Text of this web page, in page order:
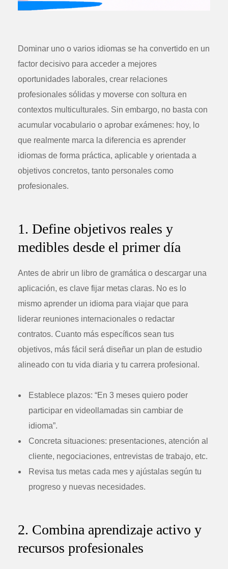
Dominar uno o varios idiomas se ha convertido en un
factor decisivo para acceder a mejores
oportunidades laborales, crear relaciones
profesionales sólidas y moverse con soltura en
contextos multiculturales. Sin embargo, no basta con
acumular vocabulario o aprobar exámenes: hoy, lo
que realmente marca la diferencia es aprender
idiomas de forma práctica, aplicable y orientada a
objetivos concretos, tanto personales como
profesionales.
1. Define objetivos reales y
medibles desde el primer día
Antes de abrir un libro de gramática o descargar una
aplicación, es clave fijar metas claras. No es lo
mismo aprender un idioma para viajar que para
liderar reuniones internacionales o redactar
contratos. Cuanto más específicos sean tus
objetivos, más fácil será diseñar un plan de estudio
alineado con tu vida diaria y tu carrera profesional.
Establece plazos: “En 3 meses quiero poder
participar en videollamadas sin cambiar de
idioma”.
Concreta situaciones: presentaciones, atención al
cliente, negociaciones, entrevistas de trabajo, etc.
Revisa tus metas cada mes y ajústalas según tu
progreso y nuevas necesidades.
2. Combina aprendizaje activo y
recursos profesionales